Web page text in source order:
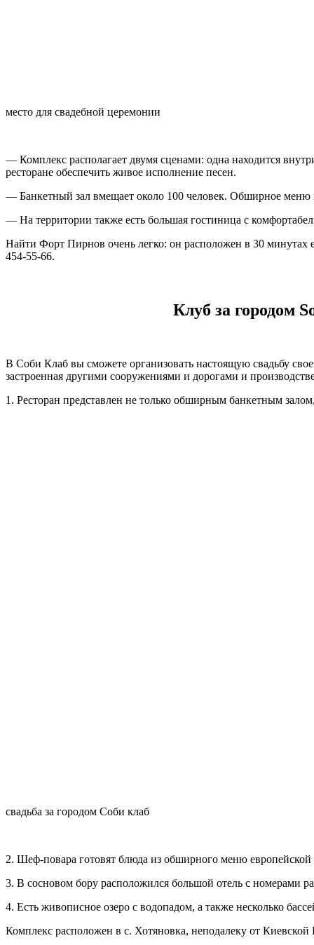
место для свадебной церемонии
— Комплекс располагает двумя сценами: одна находится
ресторане обеспечить живое исполнение песен.
— Банкетный зал вмещает около 100 человек. Обширное меню
— На территории также есть большая гостиница с
Найти Форт Пирнов очень легко: он расположен в 30
454-55-66.
Клуб за городом
В Соби Клаб вы сможете организовать настоящую свадьбу
застроенная другими сооружениями и дорогами и
1. Ресторан представлен не только обширным банкетным
свадьба за городом Соби клаб
2. Шеф-повара готовят блюда из обширного меню
3. В сосновом бору расположился большой отель с номерами
4. Есть живописное озеро с водопадом, а также несколько
Комплекс расположен в с. Хотяновка, неподалеку от